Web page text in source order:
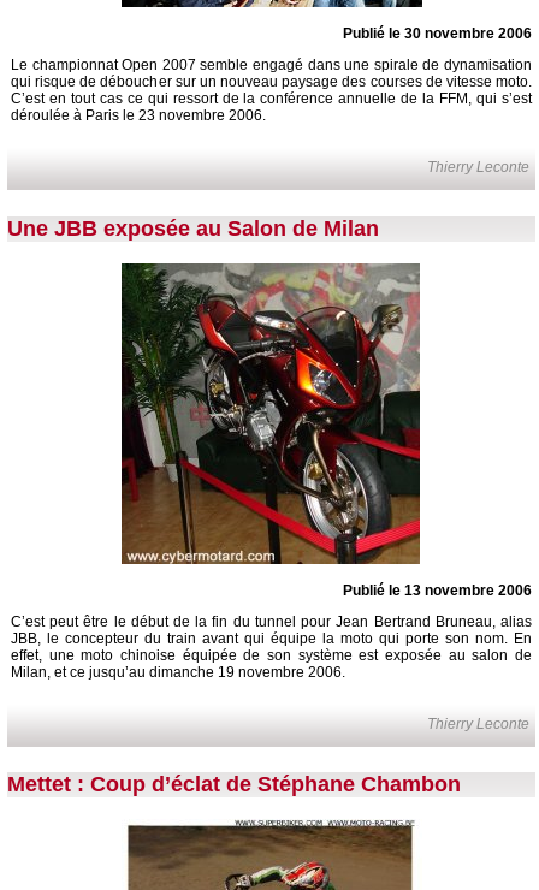
Publié le 30 novembre 2006
Le championnat Open 2007 semble engagé dans une spirale de dynamisation
qui risque de déboucher sur un nouveau paysage des courses de vitesse moto.
C’est en tout cas ce qui ressort de la conférence annuelle de la FFM, qui s’est
déroulée à Paris le 23 novembre 2006.
Thierry Leconte
Une JBB exposée au Salon de Milan
Publié le 13 novembre 2006
C’est peut être le début de la fin du tunnel pour Jean Bertrand Bruneau, alias
JBB, le concepteur du train avant qui équipe la moto qui porte son nom. En
effet, une moto chinoise équipée de son système est exposée au salon de
Milan, et ce jusqu’au dimanche 19 novembre 2006.
Thierry Leconte
Mettet : Coup d’éclat de Stéphane Chambon